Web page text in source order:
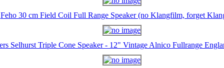
Feho 30 cm Field Coil Full Range Speaker (no Klangfilm, forget
Selhurst Triple Cone Speaker - 12" Vintage Alnico Fullrange